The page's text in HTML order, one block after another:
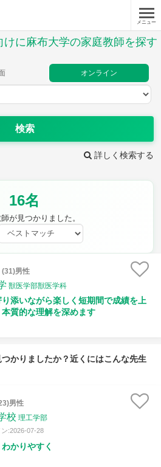
メニュー
に麻布大学の家庭教師を探す
オンライン
検索
詳しく検索する
16名
が見つかりました。
(31)男性
獣医学部獣医学科
添いながら楽しく短期間で成績を上
質的な理解を深めます
かりましたか？近くにはこんな先生
男性
校 理工学部
:2026-07-28
かりやすく
音楽